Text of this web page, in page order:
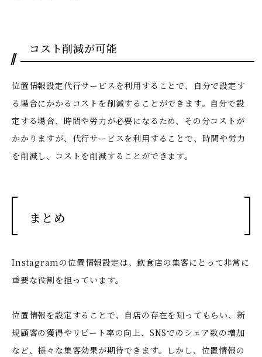
コスト削減が可能
位置情報設定代行サービスを利用することで、自分で設定す
る場合にかかるコストを削減することができます。自分で設
定する場合、時間や労力が必要になるため、その分コストが
かかりますが、代行サービスを利用することで、時間や労力
を削減し、コストを削減することができます。
まとめ
Instagramの位置情報設定は、飲食店の集客にとって非常に
重要な役割を担っています。
位置情報を設定することで、自店の存在を知ってもらい、新
規顧客の獲得やリピート率の向上、SNSでのシェア数の増加
など、様々な集客効果が期待できます。しかし、位置情報の